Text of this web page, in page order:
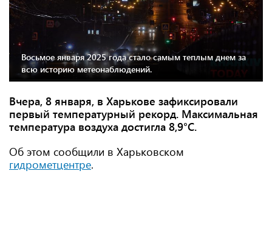
Восьмое января 2025 года стало самым теплым днем за
всю историю метеонаблюдений.
Вчера, 8 января, в Харькове зафиксировали
первый температурный рекорд. Максимальная
температура воздуха достигла 8,9°С.
Об этом сообщили в Харьковском
гидрометцентре.